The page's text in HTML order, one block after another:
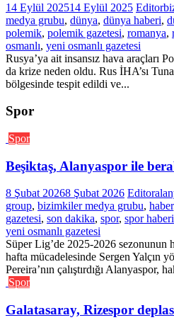
14 Eylül 202514 Eylül 2025 Editor
medya grubu, dünya, dünya haberi,
polemik, polemik gazetesi, romanya,
osmanlı, yeni osmanlı gazetesi
Rusya’ya ait insansız hava araçları
da krize neden oldu. Rus İHA’sı
bölgesinde tespit edildi ve...
Spor
Spor
Beşiktaş, Alanyaspor ile
8 Şubat 20268 Şubat 2026 Editor
group, bizimkiler medya grubu, haber
gazetesi, son dakika, spor, spor haberi
yeni osmanlı gazetesi
Süper Lig’de 2025-2026 sezonunun
hafta mücadelesinde Sergen Yalçın
Pereira’nın çalıştırdığı Alanyaspor,
Spor
Galatasaray, Rizespor